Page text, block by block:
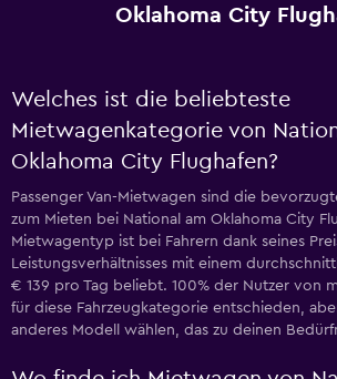
Oklahoma City
Welches ist die beliebteste
Mietwagenkategorie von
Oklahoma City Flughafen?
Passenger Van-Mietwagen sind die
zum Mieten bei National am Oklahoma City
Mietwagentyp ist bei Fahrern dank seines
Leistungsverhältnisses mit einem
€ 139 pro Tag beliebt. 100% der Nutzer von
für diese Fahrzeugkategorie entschieden,
anderes Modell wählen, das zu deinen